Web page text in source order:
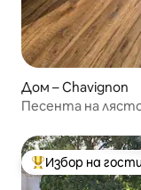
Дом – Chavignon
Песента на
Най-популярен
Избор на